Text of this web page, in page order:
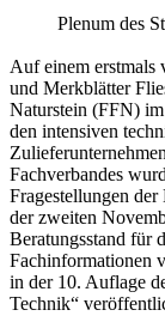
Plenum des
Auf einem erstmals
und Merkblätter
Naturstein (FFN)
den intensiven
Fachverbandes
Fragestellungen
der zweiten
Beratungsstand für
Fachinformationen
in der 10. Auflage
Technik“